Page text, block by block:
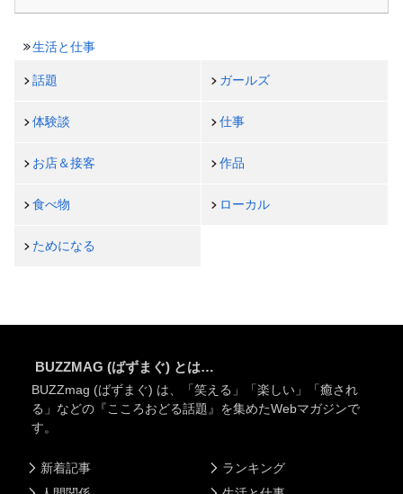
生活と仕事
話題 ガールズ
体験談 仕事
お店＆接客 作品
食べ物 ローカル
ためになる
BUZZMAG (ばずまぐ) とは…
BUZZmag (ばずまぐ) は、「笑える」「楽しい」「癒され
る」などの『こころおどる話題』を集めたWebマガジンで
す。
新着記事
ランキング